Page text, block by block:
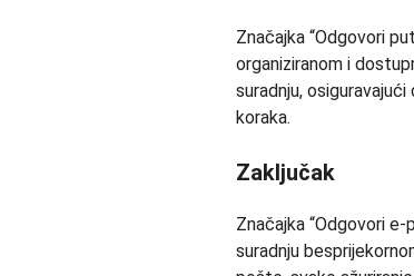
Značajka “Odgovori
organiziranom i
suradnju,
koraka.
Zaključak
Značajka “Odgovori
suradnju